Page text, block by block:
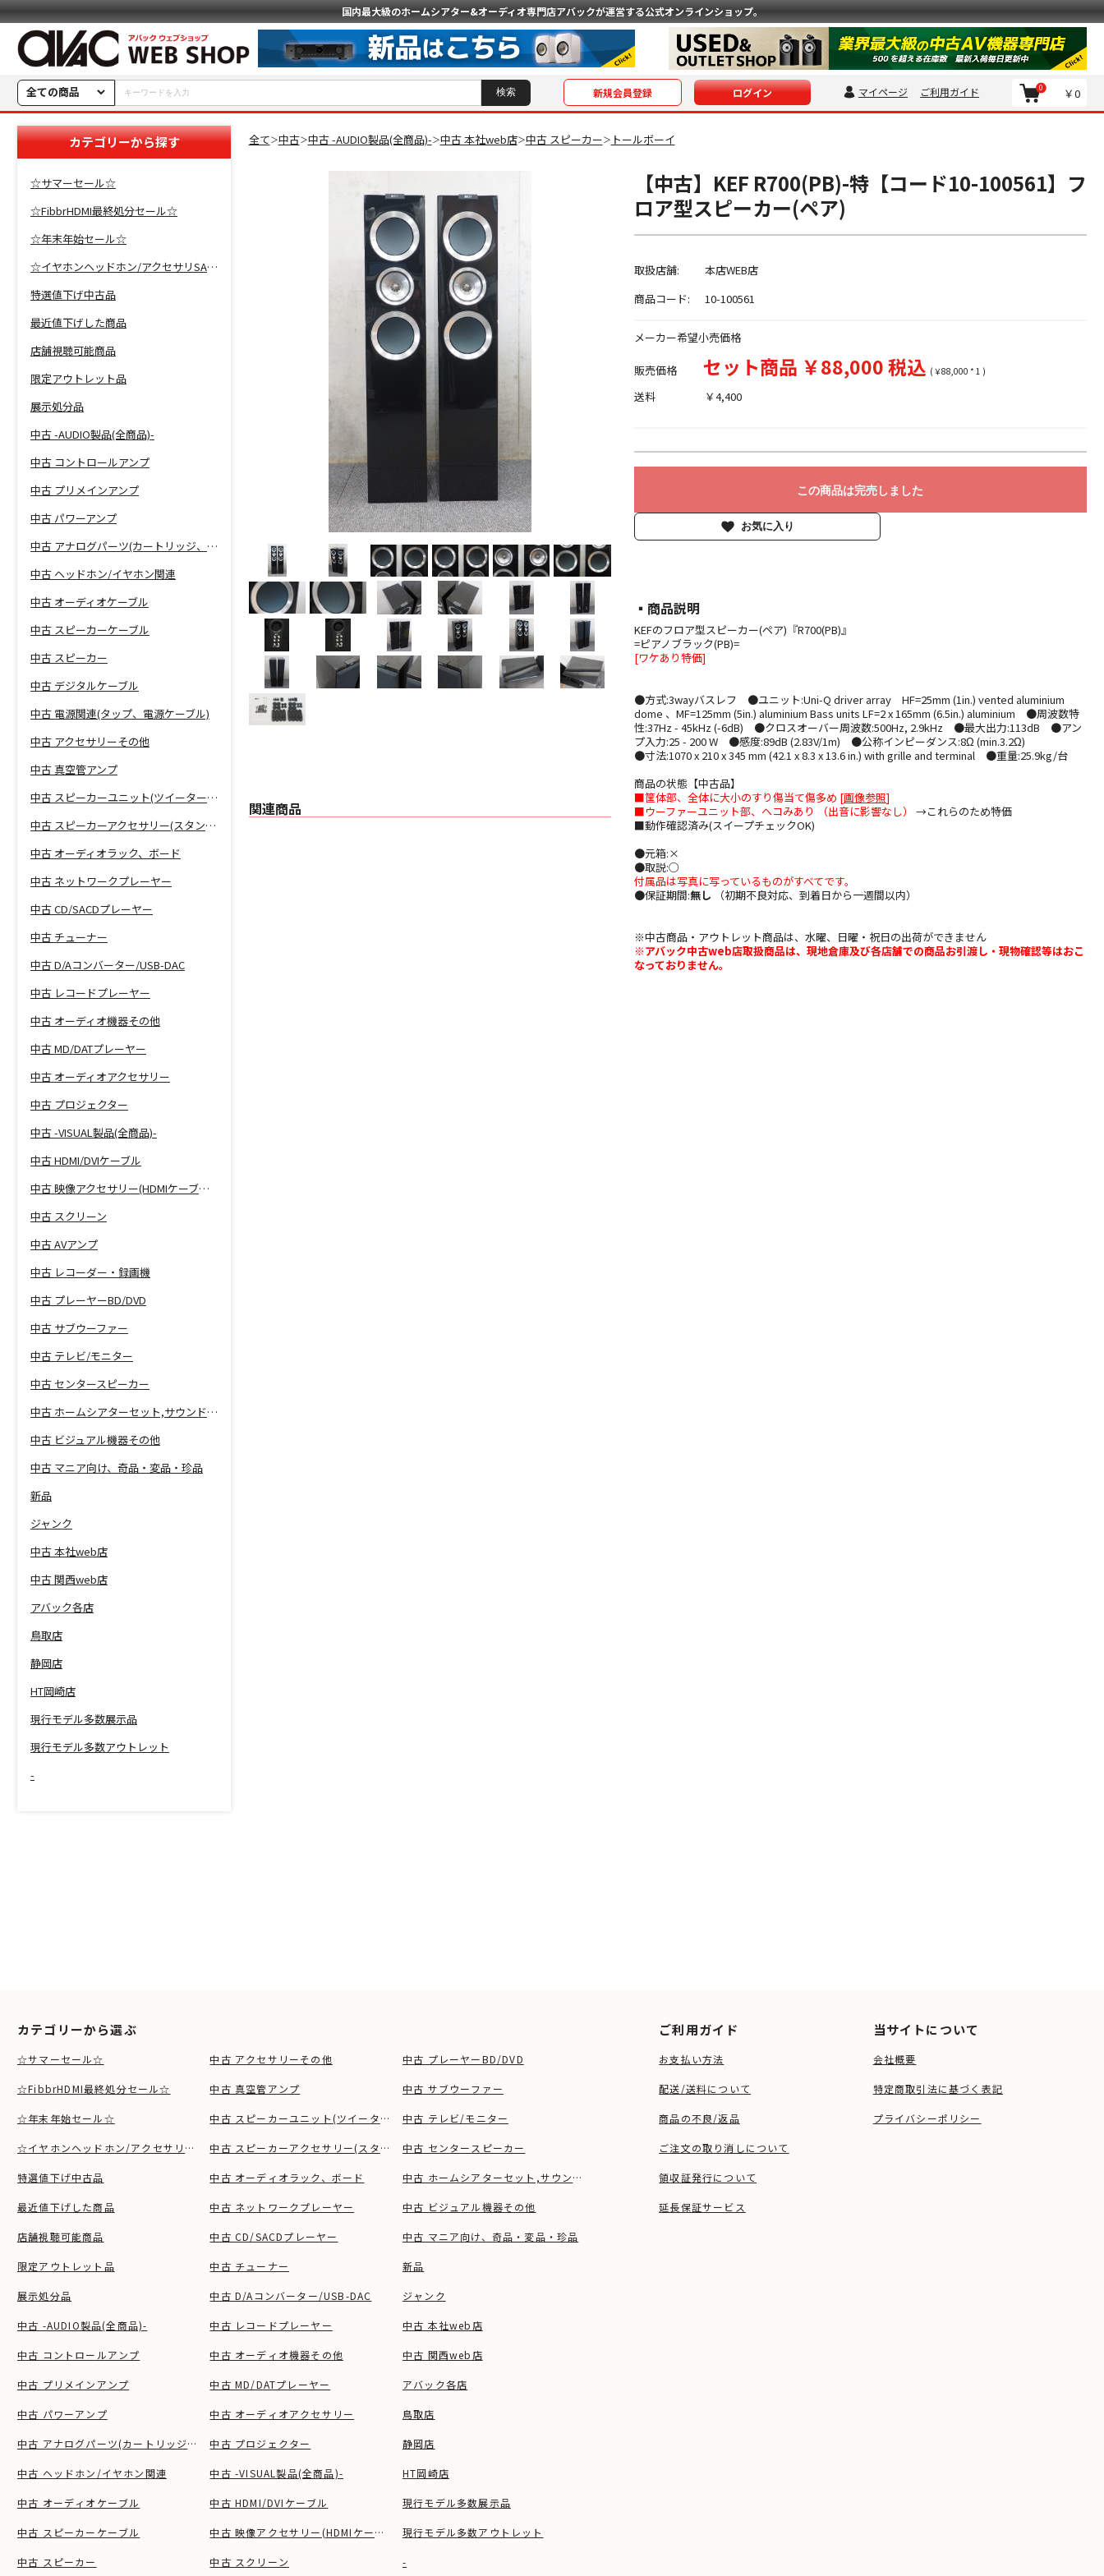
国内最大級のホームシアター&オーディオ専門店アバックが運営する公式オンラインショップ。
全ての商品 新規会員登録 ログイン マイページ ご利用ガイド ￥0
0
カテゴリーから探す
☆サマーセール☆
☆FibbrHDMI最終処分セール☆
☆年末年始セール☆
☆イヤホンヘッドホン/アクセサリSALE☆
特選値下げ中古品
最近値下げした商品
店舗視聴可能商品
限定アウトレット品
展示処分品
中古 -AUDIO製品(全商品)-
中古 コントロールアンプ
中古 プリメインアンプ
中古 パワーアンプ
中古 アナログパーツ(カートリッジ、シェル等)
中古 ヘッドホン/イヤホン関連
中古 オーディオケーブル
中古 スピーカーケーブル
中古 スピーカー
中古 デジタルケーブル
中古 電源関連(タップ、電源ケーブル)
中古 アクセサリーその他
中古 真空管アンプ
中古 スピーカーユニット(ツイーター、ウーファー等)
中古 スピーカーアクセサリー(スタンド等)
中古 オーディオラック、ボード
中古 ネットワークプレーヤー
中古 CD/SACDプレーヤー
中古 チューナー
中古 D/Aコンバーター/USB-DAC
中古 レコードプレーヤー
中古 オーディオ機器その他
中古 MD/DATプレーヤー
中古 オーディオアクセサリー
中古 プロジェクター
中古 -VISUAL製品(全商品)-
中古 HDMI/DVIケーブル
中古 映像アクセサリー(HDMIケーブル等)
中古 スクリーン
中古 AVアンプ
中古 レコーダー・録画機
中古 プレーヤーBD/DVD
中古 サブウーファー
中古 テレビ/モニター
中古 センタースピーカー
中古 ホームシアターセット,サウンドバー
中古 ビジュアル機器その他
中古 マニア向け、奇品・変品・珍品
新品
ジャンク
中古 本社web店
中古 関西web店
アバック各店
鳥取店
静岡店
HT岡崎店
現行モデル多数展示品
現行モデル多数アウトレット
-
全て＞中古＞中古 -AUDIO製品(全商品)-＞中古 本社web店＞中古 スピーカー＞ トールボーイ
関連商品
【中古】KEF R700(PB)-特【コード10-100561】フ
ロア型スピーカー(ペア)
取扱店舗:
本店WEB店
商品コード:
10-100561
メーカー希望小売価格
販売価格 セット商品 ￥88,000 税込 (￥88,000 * 1 )
送料 ￥4,400
この商品は完売しました
お気に入り
▪︎商品説明
KEFのフロア型スピーカー(ペア)『R700(PB)』
=ピアノブラック(PB)=
[ワケあり特価]
●方式:3wayバスレフ ●ユニット:Uni-Q driver array HF=25mm (1in.) vented aluminium
dome 、MF=125mm (5in.) aluminium Bass units LF=2 x 165mm (6.5in.) aluminium ●周波数特
性:37Hz - 45kHz (-6dB) ●クロスオーバー周波数:500Hz, 2.9kHz ●最大出力:113dB ●アン
プ入力:25 - 200 W ●感度:89dB (2.83V/1m) ●公称インピーダンス:8Ω (min.3.2Ω)
●寸法:1070 x 210 x 345 mm (42.1 x 8.3 x 13.6 in.) with grille and terminal ●重量:25.9kg/台
商品の状態【中古品】
■筐体部、全体に大小のすり傷当て傷多め [画像参照]
■ウーファーユニット部、ヘコみあり （出音に影響なし）
→これらのため特価
■動作確認済み(スイープチェックOK)
●元箱:×
●取説:○
付属品は写真に写っているものがすべてです。
●保証期間:無し （初期不良対応、到着日から一週間以内）
※中古商品・アウトレット商品は、水曜、日曜・祝日の出荷ができません
※アバック中古web店取扱商品は、現地倉庫及び各店舗での商品お引渡し・現物確認等はおこ
なっておりません。
カテゴリーから選ぶ
☆サマーセール☆
☆FibbrHDMI最終処分セール☆
☆年末年始セール☆
☆イヤホンヘッドホン/アクセサリSALE☆
特選値下げ中古品
最近値下げした商品
店舗視聴可能商品
限定アウトレット品
展示処分品
中古 -AUDIO製品(全商品)-
中古 コントロールアンプ
中古 プリメインアンプ
中古 パワーアンプ
中古 アナログパーツ(カートリッジ、シェル等)
中古 ヘッドホン/イヤホン関連
中古 オーディオケーブル
中古 スピーカーケーブル
中古 スピーカー
中古 アクセサリーその他
中古 真空管アンプ
中古 スピーカーユニット(ツイーター、ウーファー等)
中古 スピーカーアクセサリー(スタンド等)
中古 オーディオラック、ボード
中古 ネットワークプレーヤー
中古 CD/SACDプレーヤー
中古 チューナー
中古 D/Aコンバーター/USB-DAC
中古 レコードプレーヤー
中古 オーディオ機器その他
中古 MD/DATプレーヤー
中古 オーディオアクセサリー
中古 プロジェクター
中古 -VISUAL製品(全商品)-
中古 HDMI/DVIケーブル
中古 映像アクセサリー(HDMIケーブル等)
中古 スクリーン
中古 プレーヤーBD/DVD
中古 サブウーファー
中古 テレビ/モニター
中古 センタースピーカー
中古 ホームシアターセット,サウンドバー
中古 ビジュアル機器その他
中古 マニア向け、奇品・変品・珍品
新品
ジャンク
中古 本社web店
中古 関西web店
アバック各店
鳥取店
静岡店
HT岡崎店
現行モデル多数展示品
現行モデル多数アウトレット
-
ご利用ガイド
お支払い方法
配送/送料について
商品の不良/返品
ご注文の取り消しについて
領収証発行について
延長保証サービス
当サイトについて
会社概要
特定商取引法に基づく表記
プライバシーポリシー